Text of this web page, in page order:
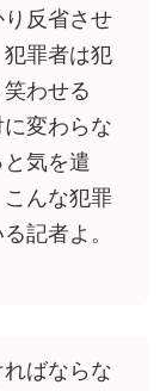
反省させ
罪者は犯
わせる
変わらな
気を遣
んな犯罪
記者よ。
ばならな